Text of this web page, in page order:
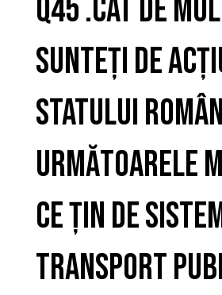
Q45 .Cât de
sunteți de
statului
următoarele
ce țin de
transport